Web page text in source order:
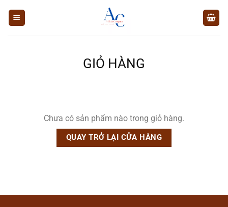
GIỎ HÀNG
Chưa có sản phẩm nào trong giỏ hàng.
QUAY TRỞ LẠI CỬA HÀNG